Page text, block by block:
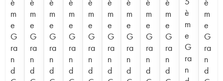
m
e
G
ra
n
d
m
e
G
ra
n
d
m
e
G
ra
n
d
m
e
G
ra
n
d
m
e
G
ra
n
d
m
e
G
ra
n
d
m
e
G
ra
n
d
m
e
G
ra
n
d
m
e
G
ra
n
d
è
m
e
G
ra
n
m
e
G
ra
n
d